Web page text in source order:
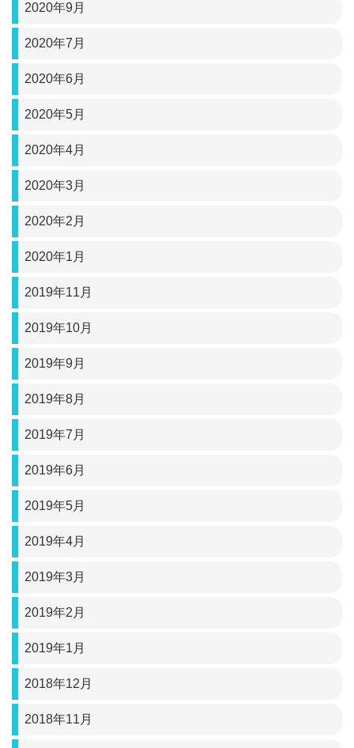
2020年9月
2020年7月
2020年6月
2020年5月
2020年4月
2020年3月
2020年2月
2020年1月
2019年11月
2019年10月
2019年9月
2019年8月
2019年7月
2019年6月
2019年5月
2019年4月
2019年3月
2019年2月
2019年1月
2018年12月
2018年11月